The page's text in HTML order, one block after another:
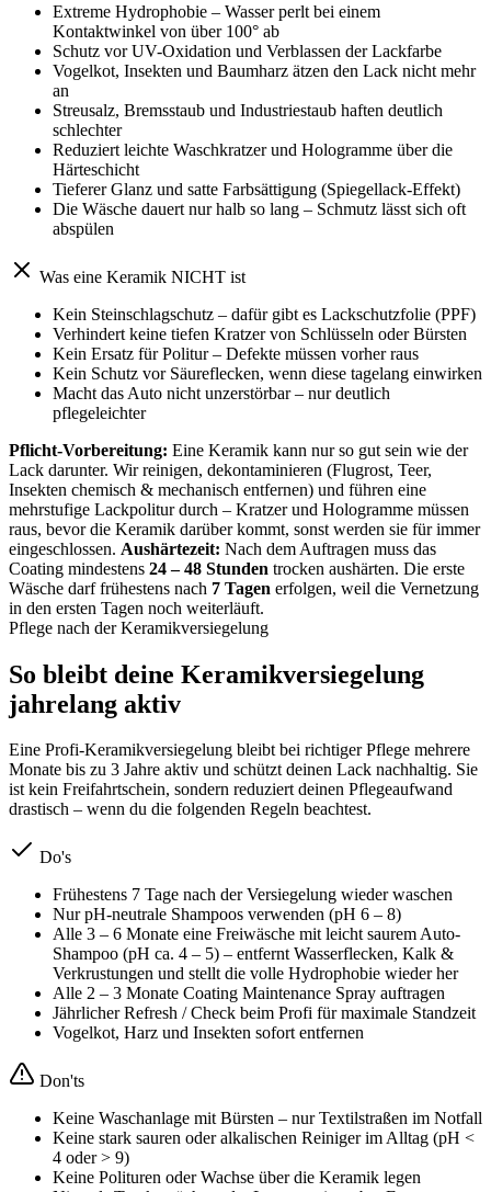
Extreme Hydrophobie – Wasser perlt bei einem
Kontaktwinkel von über 100° ab
Schutz vor UV-Oxidation und Verblassen der Lackfarbe
Vogelkot, Insekten und Baumharz ätzen den Lack nicht mehr
an
Streusalz, Bremsstaub und Industriestaub haften deutlich
schlechter
Reduziert leichte Waschkratzer und Hologramme über die
Härteschicht
Tieferer Glanz und satte Farbsättigung (Spiegellack-Effekt)
Die Wäsche dauert nur halb so lang – Schmutz lässt sich oft
abspülen
Was eine Keramik NICHT ist
Kein Steinschlagschutz – dafür gibt es Lackschutzfolie (PPF)
Verhindert keine tiefen Kratzer von Schlüsseln oder Bürsten
Kein Ersatz für Politur – Defekte müssen vorher raus
Kein Schutz vor Säureflecken, wenn diese tagelang einwirken
Macht das Auto nicht unzerstörbar – nur deutlich
pflegeleichter
Pflicht-Vorbereitung: Eine Keramik kann nur so gut sein wie der
Lack darunter. Wir reinigen, dekontaminieren (Flugrost, Teer,
Insekten chemisch & mechanisch entfernen) und führen eine
mehrstufige Lackpolitur durch – Kratzer und Hologramme müssen
raus, bevor die Keramik darüber kommt, sonst werden sie für immer
eingeschlossen. Aushärtezeit: Nach dem Auftragen muss das
Coating mindestens 24 – 48 Stunden trocken aushärten. Die erste
Wäsche darf frühestens nach 7 Tagen erfolgen, weil die Vernetzung
in den ersten Tagen noch weiterläuft.
Pflege nach der Keramikversiegelung
So bleibt deine Keramikversiegelung
jahrelang aktiv
Eine Profi-Keramikversiegelung bleibt bei richtiger Pflege mehrere
Monate bis zu 3 Jahre aktiv und schützt deinen Lack nachhaltig. Sie
ist kein Freifahrtschein, sondern reduziert deinen Pflegeaufwand
drastisch – wenn du die folgenden Regeln beachtest.
Do's
Frühestens 7 Tage nach der Versiegelung wieder waschen
Nur pH-neutrale Shampoos verwenden (pH 6 – 8)
Alle 3 – 6 Monate eine Freiwäsche mit leicht saurem Auto-
Shampoo (pH ca. 4 – 5) – entfernt Wasserflecken, Kalk &
Verkrustungen und stellt die volle Hydrophobie wieder her
Alle 2 – 3 Monate Coating Maintenance Spray auftragen
Jährlicher Refresh / Check beim Profi für maximale Standzeit
Vogelkot, Harz und Insekten sofort entfernen
Don'ts
Keine Waschanlage mit Bürsten – nur Textilstraßen im Notfall
Keine stark sauren oder alkalischen Reiniger im Alltag (pH <
4 oder > 9)
Keine Polituren oder Wachse über die Keramik legen